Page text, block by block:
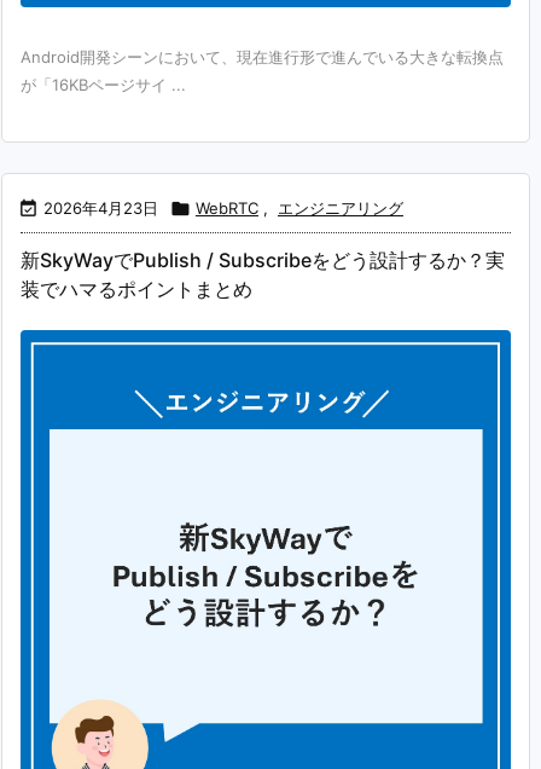
Android開発シーンにおいて、現在進行形で進んでいる大きな転換点
が「16KBページサイ ...
 2026年4月23日  WebRTC , エンジニアリング
新SkyWayでPublish / Subscribeをどう設計するか？実
装でハマるポイントまとめ